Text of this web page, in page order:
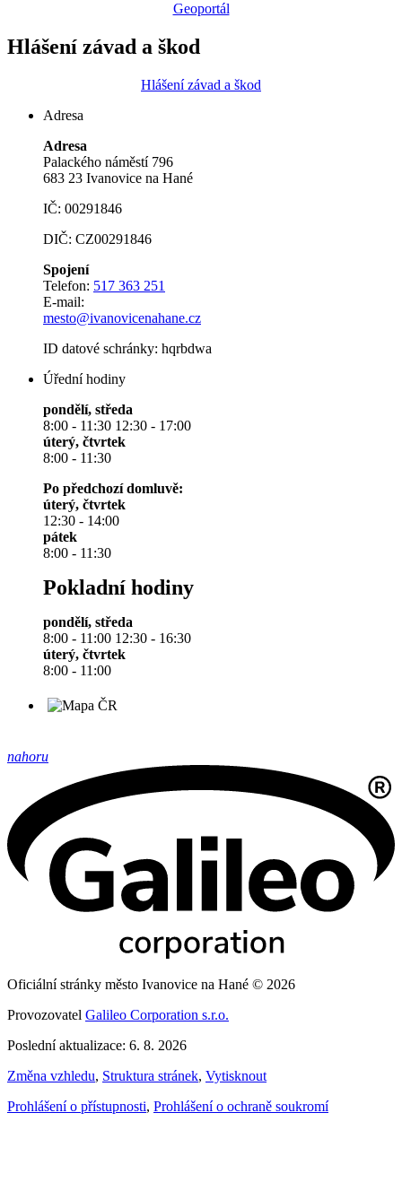
Geoportál
Hlášení závad a škod
Hlášení závad a škod
Adresa
Adresa
Palackého náměstí 796
683 23 Ivanovice na Hané
IČ: 00291846
DIČ: CZ00291846
Spojení
Telefon: 517 363 251
E-mail:
mesto@ivanovicenahane.cz
ID datové schránky: hqrbdwa
Úřední hodiny
pondělí, středa
8:00 - 11:30 12:30 - 17:00
úterý, čtvrtek
8:00 - 11:30
Po předchozí domluvě:
úterý, čtvrtek
12:30 - 14:00
pátek
8:00 - 11:30
Pokladní hodiny
pondělí, středa
8:00 - 11:00 12:30 - 16:30
úterý, čtvrtek
8:00 - 11:00
nahoru
Oficiální stránky město Ivanovice na Hané © 2026
Provozovatel Galileo Corporation s.r.o.
Poslední aktualizace: 6. 8. 2026
Změna vzhledu, Struktura stránek, Vytisknout
Prohlášení o přístupnosti, Prohlášení o ochraně soukromí